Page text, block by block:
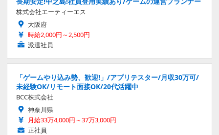
株式会社エーティーエス
大阪府
時給2,000円～2,500円
派遣社員
「ゲームやり込み勢、歓迎!」/アプリテスター/月収30万可/
未経験OK/リモート面接OK/20代活躍中
BCC株式会社
神奈川県
月給33万4,000円～37万3,000円
正社員